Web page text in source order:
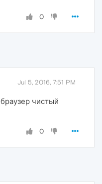
0
Jul 5, 2016, 7:51 PM
чистый
0